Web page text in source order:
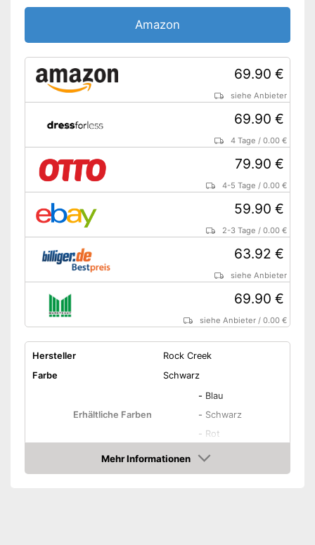
Reißverschluss-Taschen
Brusttasche für mehr
Verstauungsmöglichkeiten
Ist wärmeisolierend
Amazon
69.90 €
siehe Anbieter
69.90 €
4 Tage /0.00 €
79.90 €
4-5 Tage /0.00 €
59.90 €
2-3 Tage /0.00 €
63.92 €
siehe Anbieter
69.90 €
siehe Anbieter /0.00 €
Hersteller
Rock Creek
Farbe
Schwarz
Erhältliche Farben
- Blau
- Schwarz
- Rot
Erhältliche Größen
S - 5XL
Material
Polyester
Mehr Informationen
Amazon